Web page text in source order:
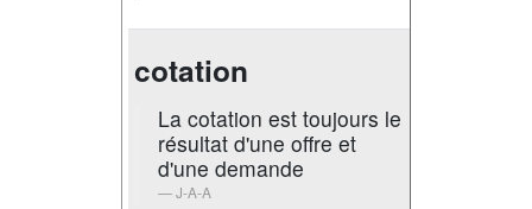
cotation
La cotation est toujours le
résultat d'une offre et
d'une demande
J-A-A